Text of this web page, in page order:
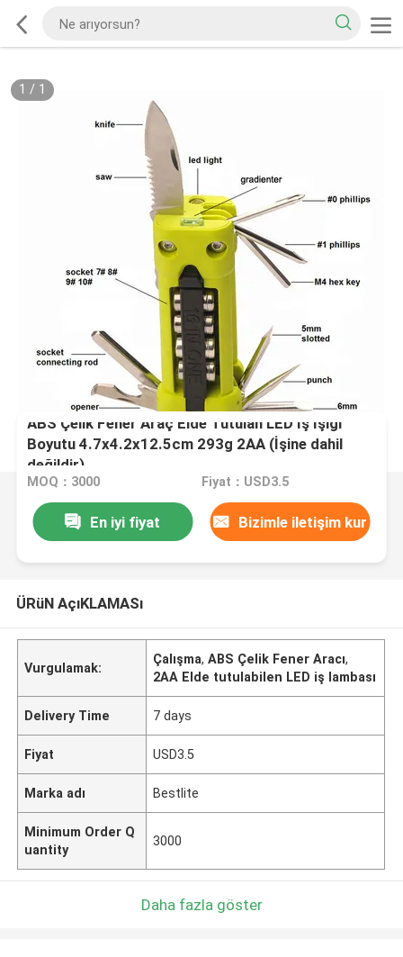
1 / 1
ABS Çelik Fener Araç Elde Tutulan LED İş Işığı
Boyutu 4.7x4.2x12.5cm 293g 2AA (İşine dahil
değildir)
MOQ：3000 Fiyat：USD3.5
En iyi fiyat Bizimle iletişim kur
ÜRüN AçıKLAMASı
Vurgulamak:
Çalışma,ABS Çelik Fener Aracı,
2AA Elde tutulabilen LED iş lambası
Delivery Time 7 days
Fiyat USD3.5
Marka adı Bestlite
Minimum Order Q
uantity
3000
Daha fazla göster